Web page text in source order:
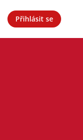
Přihlásit se